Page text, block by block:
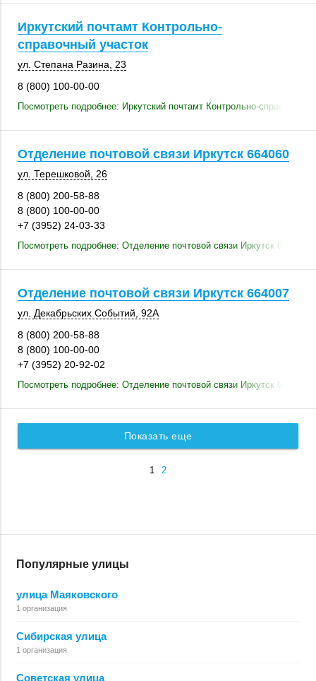
Иркутский почтамт Контрольно-
справочный участок
ул. Степана Разина, 23
8 (800) 100-00-00
Посмотреть подробнее: Иркутский почтамт Контрольно-справочный
Отделение почтовой связи Иркутск 664060
ул. Терешковой, 26
8 (800) 200-58-88
8 (800) 100-00-00
+7 (3952) 24-03-33
Посмотреть подробнее: Отделение почтовой связи Иркутск 664060
Отделение почтовой связи Иркутск 664007
ул. Декабрьских Событий, 92А
8 (800) 200-58-88
8 (800) 100-00-00
+7 (3952) 20-92-02
Посмотреть подробнее: Отделение почтовой связи Иркутск 664007
Показать еще
1 2
Популярные улицы
улица Маяковского
1 организация
Сибирская улица
1 организация
Советская улица